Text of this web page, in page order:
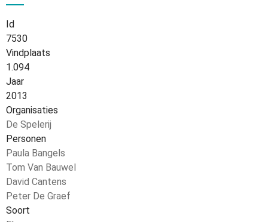
Id
7530
Vindplaats
1.094
Jaar
2013
Organisaties
De Spelerij
Personen
Paula Bangels
Tom Van Bauwel
David Cantens
Peter De Graef
Soort